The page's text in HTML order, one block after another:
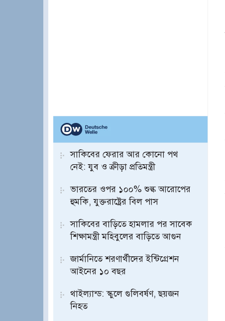
সাকিবের ফেরার আর কোনো পথ
নেই: যুব ও ক্রীড়া প্রতিমন্ত্রী
ভারতের ওপর ১০০% শুল্ক আরোপের
হুমকি, যুক্তরাষ্ট্রের বিল পাস
সাকিবের বাড়িতে হামলার পর সাবেক
শিক্ষামন্ত্রী মহিবুলের বাড়িতে আগুন
জার্মানিতে শরণার্থীদের ইন্টিগ্রেশন
আইনের ১০ বছর
থাইল্যান্ড: স্কুলে গুলিবর্ষণ, ছয়জন
নিহত